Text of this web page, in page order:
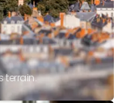
terrain.